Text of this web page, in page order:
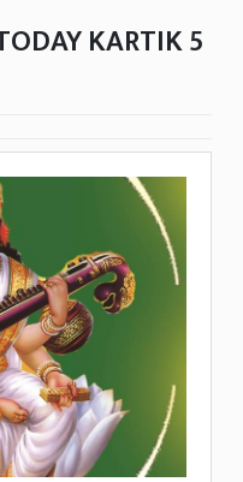
KARTIK 5